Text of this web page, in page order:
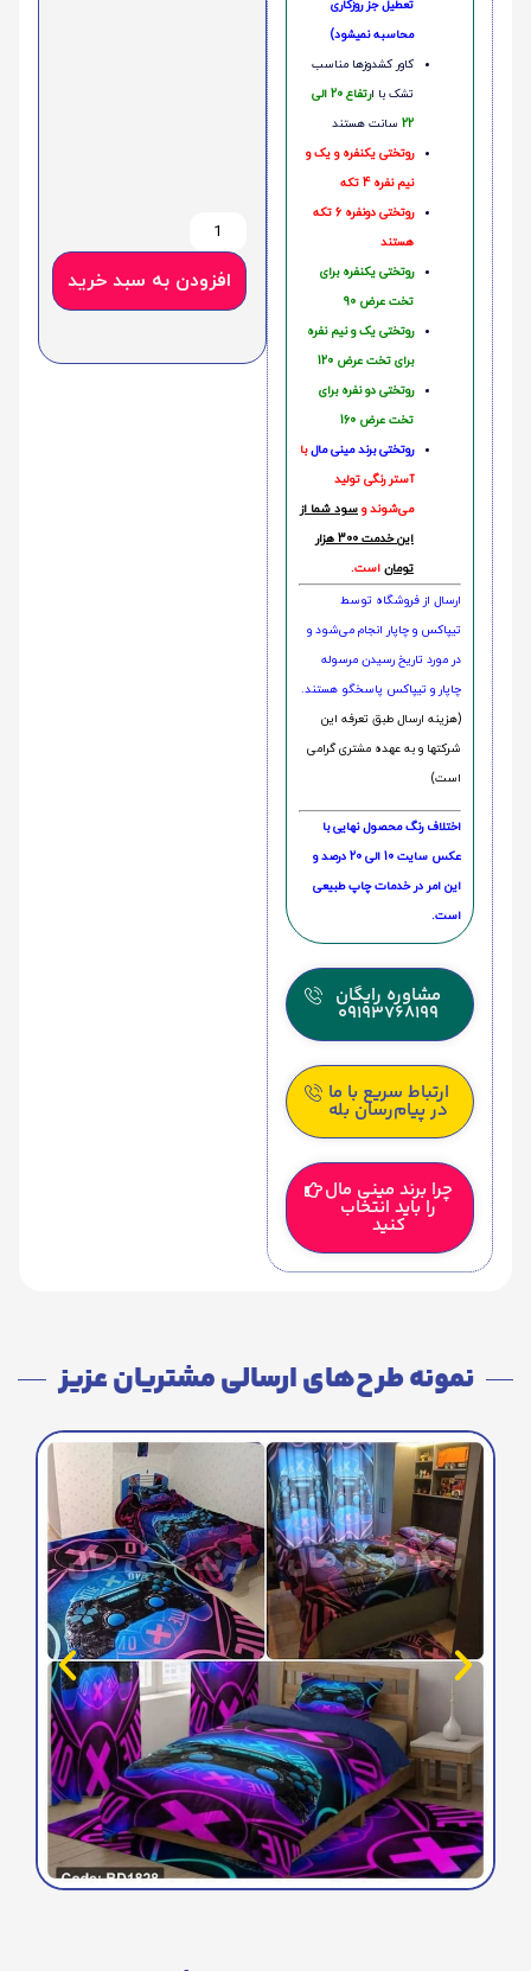
تعطیل جز روزکاری
محاسبه نمیشود)
کاور کشدوزها مناسب
تشک با ا
رتفاع 20 الی
22 سانت هستند
روتختی یکنفره و یک و
نیم نفره 4 تکه
روتختی دونفره 6 تکه
هستند
روتختی یکنفره برای
تخت عرض 90
روتختی یک و نیم نفره
برای تخت عرض 120
روتختی دو نفره برای
تخت عرض 160
روتختی‌ برند مینی مالبا
آستر رنگی تولید
می‌شوند و سود شما از
این خدمت 300 هزار
تومان است.
ارسال از فروشگاه توسط
تیپاکس و چاپار انجام می‌شود و
در مورد تاریخ رسیدن مرسوله
چاپار و تیپاکس پاسخگو هستند.
(هزینه ارسال طبق تعرفه این
شرکتها و به عهده مشتری گرامی
است)
اختلاف رنگ محصول نهایی با
عکس سایت 10 الی 20 درصد و
این امر در خدمات چاپ طبیعی
است.
مشاوره رایگان
09193768199
ارتباط سریع با ما
در پیام‌رسان بله
چرا برند مینی مال
را باید انتخاب
کنید
افزودن به سبد خرید
نمونه طرح‌های ارسالی مشتریان عزیز